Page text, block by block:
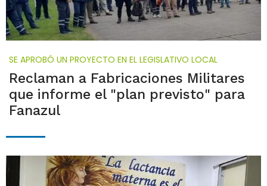
SE APROBÓ UN PROYECTO EN EL LEGISLATIVO LOCAL
Reclaman a Fabricaciones Militares
que informe el "plan previsto" para
Fanazul